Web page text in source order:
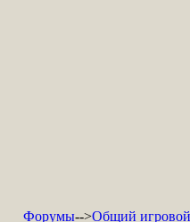
Форумы-->Общий